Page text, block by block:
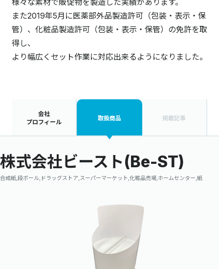
様々な素材で販促物を製造した実績があります。
また2019年5月に医薬部外品製造許可（包装・表示・保
管）、化粧品製造許可（包装・表示・保管）の免許を取
得し、
より幅広くセット作業に対応出来るようになりました。
会社
プロフィール
取扱商品 掲載記事
株式会社ビースト(Be-ST)
合成紙,段ボール,ドラッグストア,スーパーマーケット,化粧品売場,ホームセンター,紙